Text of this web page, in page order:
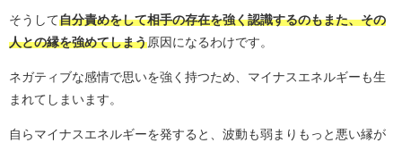
そうして自分責めをして相手の存在を強く認識するのもまた、その
人との縁を強めてしまう原因になるわけです。
ネガティブな感情で思いを強く持つため、マイナスエネルギーも生
まれてしまいます。
自らマイナスエネルギーを発すると、波動も弱まりもっと悪い縁が